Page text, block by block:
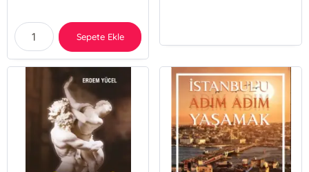
Sepete Ekle